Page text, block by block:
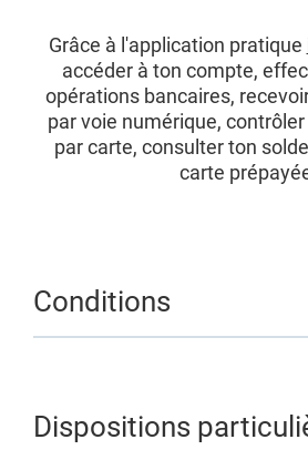
Grâce à l'application pratique
accéder à ton compte,
opérations bancaires,
par voie numérique,
par carte, consulter ton
carte
Conditions
Dispositions